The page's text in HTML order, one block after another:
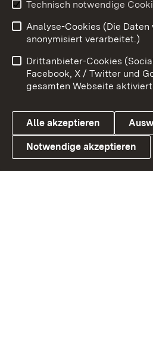
Link zum Landesportal
Impressum
Barrierefreiheit
Cookies
Technisch notwendige
Analyse-Cookies (Die
anonymisiert verarbeitet.)
Drittanbieter-Cookies
Facebook, X / Twitter und
gesamten Webseite
Alle akzeptieren
Notwendige akzeptieren